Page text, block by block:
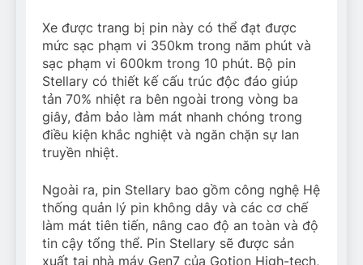
Xe được trang bị pin này có thể đạt được
mức sạc phạm vi 350km trong năm phút và
sạc phạm vi 600km trong 10 phút. Bộ pin
Stellary có thiết kế cấu trúc độc đáo giúp
tản 70% nhiệt ra bên ngoài trong vòng ba
giây, đảm bảo làm mát nhanh chóng trong
điều kiện khắc nghiệt và ngăn chặn sự lan
truyền nhiệt.
Ngoài ra, pin Stellary bao gồm công nghệ Hệ
thống quản lý pin không dây và các cơ chế
làm mát tiên tiến, nâng cao độ an toàn và độ
tin cậy tổng thể. Pin Stellary sẽ được sản
xuất tại nhà máy Gen7 của Gotion High-tech,